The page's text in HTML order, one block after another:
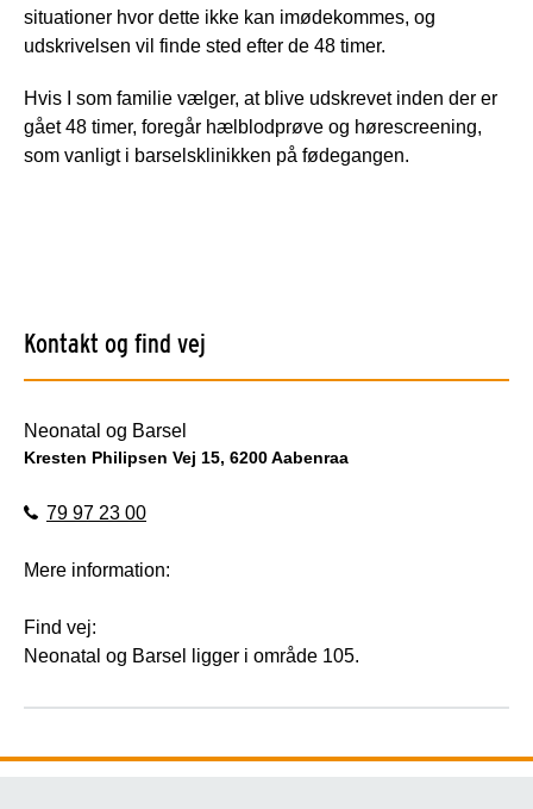
situationer hvor dette ikke kan imødekommes, og
udskrivelsen vil finde sted efter de 48 timer.
Hvis I som familie vælger, at blive udskrevet inden der er
gået 48 timer, foregår hælblodprøve og hørescreening,
som vanligt i barselsklinikken på fødegangen.
Kontakt og find vej
Neonatal og Barsel
Kresten Philipsen Vej 15, 6200 Aabenraa
79 97 23 00
Mere information:
Find vej:
Neonatal og Barsel ligger i område 105.